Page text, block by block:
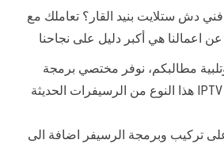
دش ستلايت بنيد القار؟ تعاملك مع
اعمالنا هي أكبر دليل على نجاحنا
مطالبكم، نوفر مختصي برمجة
رسيفر انترنت واي فاي IPTV هذا النوع من الرسيفرات الحديثة
تركيب وبرمجة الرسيفر اضافة الى